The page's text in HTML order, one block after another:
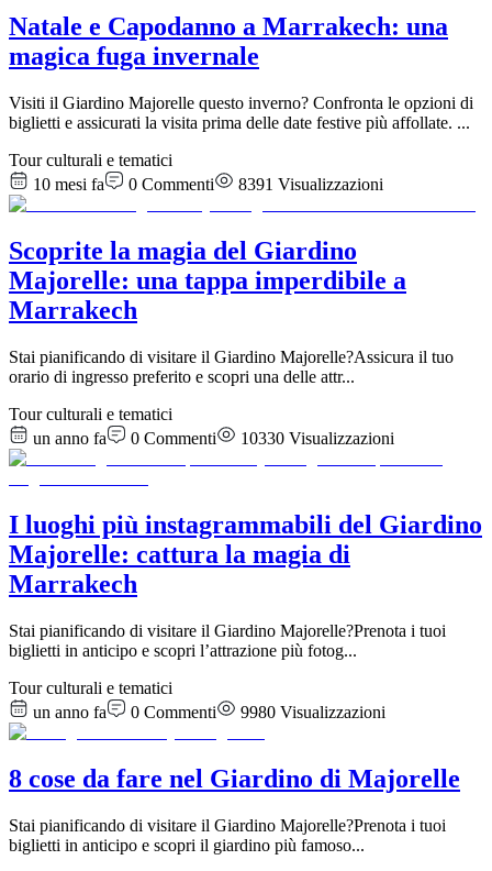
Natale e Capodanno a Marrakech: una
magica fuga invernale
Visiti il Giardino Majorelle questo inverno? Confronta le opzioni di
biglietti e assicurati la visita prima delle date festive più affollate. ...
Tour culturali e tematici
10 mesi fa
0 Commenti 8391 Visualizzazioni
Scoprite la magia del Giardino
Majorelle: una tappa imperdibile a
Marrakech
Stai pianificando di visitare il Giardino Majorelle?Assicura il tuo
orario di ingresso preferito e scopri una delle attr...
Tour culturali e tematici
un anno fa
0 Commenti 10330 Visualizzazioni
I luoghi più instagrammabili del Giardino
Majorelle: cattura la magia di
Marrakech
Stai pianificando di visitare il Giardino Majorelle?Prenota i tuoi
biglietti in anticipo e scopri l’attrazione più fotog...
Tour culturali e tematici
un anno fa
0 Commenti 9980 Visualizzazioni
8 cose da fare nel Giardino di Majorelle
Stai pianificando di visitare il Giardino Majorelle?Prenota i tuoi
biglietti in anticipo e scopri il giardino più famoso...